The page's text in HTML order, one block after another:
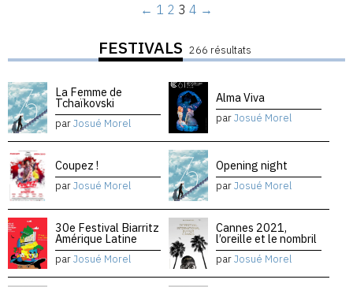
← 1 2 3 4 →
FESTIVALS 266 résultats
La Femme de
Tchaïkovski
parJosué Morel
Alma Viva
parJosué Morel
Coupez !
parJosué Morel
Opening night
parJosué Morel
30e Festival Biarritz
Amérique Latine
parJosué Morel
Cannes 2021,
l’oreille et le nombril
parJosué Morel